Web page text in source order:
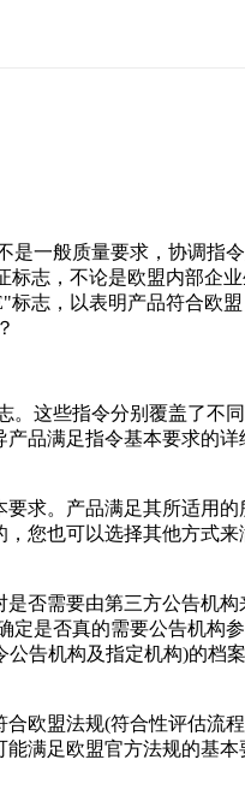
是一般质量要求，协调指
标志，不论是欧盟内部企
标志，以表明产品符合欧
。这些指令分别覆盖了不
品满足指令基本要求的详
求。产品满足其所适用的
您也可以选择其他方式来
否需要由第三方公告机构
定是否真的需要公告机构
告机构及指定机构)的档
合欧盟法规(符合性评估流程
满足欧盟官方法规的基本